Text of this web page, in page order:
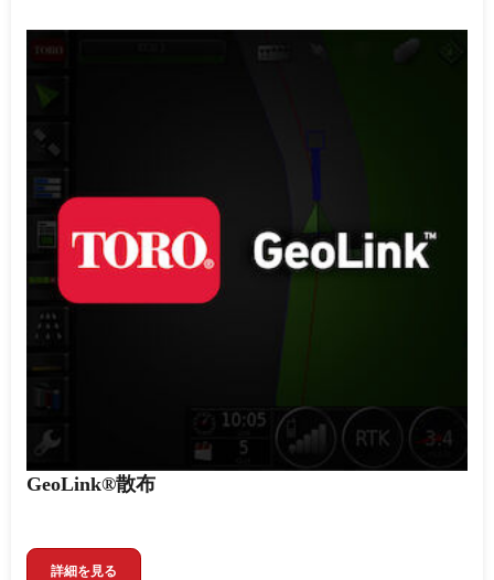
GeoLink®散布
詳細を見る